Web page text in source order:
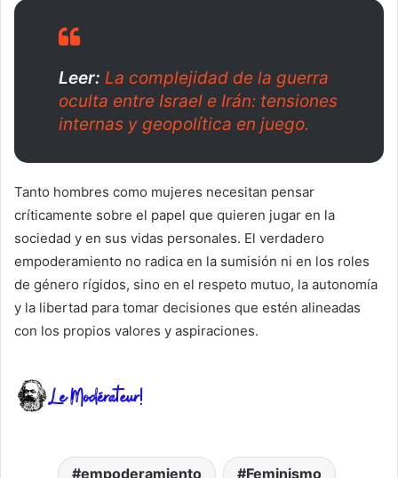
Leer: La complejidad de la guerra
oculta entre Israel e Irán: tensiones
internas y geopolítica en juego.
Tanto hombres como mujeres necesitan pensar
críticamente sobre el papel que quieren jugar en la
sociedad y en sus vidas personales. El verdadero
empoderamiento no radica en la sumisión ni en los roles
de género rígidos, sino en el respeto mutuo, la autonomía
y la libertad para tomar decisiones que estén alineadas
con los propios valores y aspiraciones.
empoderamiento Feminismo